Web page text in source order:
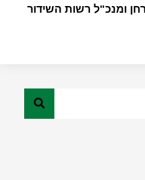
ומנכ"ל רשות השידור